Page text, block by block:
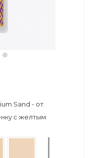
Sand - от
с желтым